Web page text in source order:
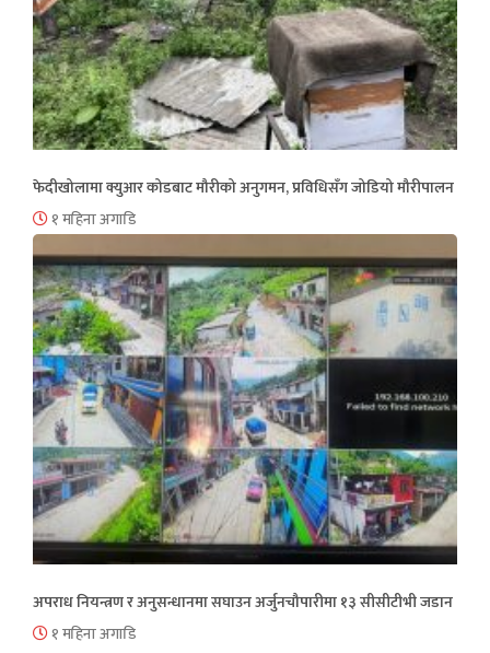
फेदीखोलामा क्युआर कोडबाट मौरीको अनुगमन, प्रविधिसँग जोडियो मौरीपालन
१ महिना अगाडि
अपराध नियन्त्रण र अनुसन्धानमा सघाउन अर्जुनचौपारीमा १३ सीसीटीभी जडान
१ महिना अगाडि